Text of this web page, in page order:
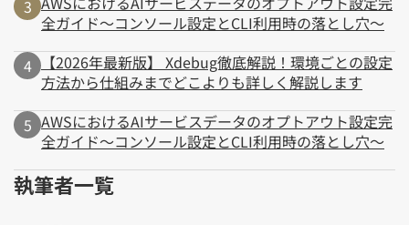
全ガイド～コンソール設定とCLI利用時の落とし穴～
【2026年最新版】 Xdebug徹底解説！環境ごとの設定
方法から仕組みまでどこよりも詳しく解説します
AWSにおけるAIサービスデータのオプトアウト設定完
全ガイド～コンソール設定とCLI利用時の落とし穴～
執筆者一覧